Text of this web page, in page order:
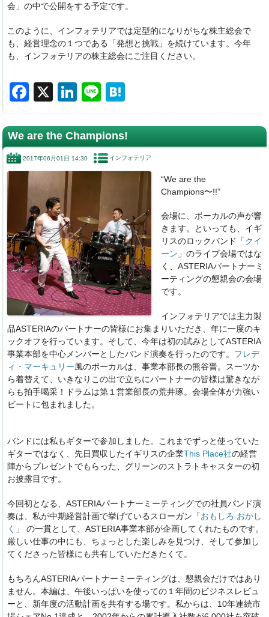
会」の中で公開をする予定です。
このように、 インフォテリアでは定型的になりがちな株主総会で
も、経営理念の１つである「発想と挑戦」を続けています。今年
も、 インフォテリアの株主総会にご注目ください。
F
c
e
b
o
o
k
X
Li
k
e
dI
Li
e
e
n
a
We are the Champions!
2017年06月01日 14:30 インフォテリア
“We are the
Champions〜!!”
会場に、ボーカルの声が響
きます。といっても、イギ
リスのロックバンド「クイ
ーン 」のライブ会場ではな
く、ASTERIAパートナーミ
ーティングの懇親会の会場
です。
インフォテリアでは主力製
品ASTERIAのパートナーの皆様にお集まりいただき、年に一度のキ
ックオフを行っています。そして、今年は初の試みとしてASTERIA
事業本部を中心メンバーとしたバンド演奏を行ったのです。 フレデ
ィ・マーキュリー 風のボーカルは、事業本部長の熊谷晋。スーツか
ら着替えて、いきなりこの出で立ちにパートナーの皆様は驚きなが
らも拍手喝采！ドラムは第１営業部長の荒井琢。会場全体が力強い
ビートに包まれました。
バンドには私もギターで参加しました。これまでずっと使っていた
ギターではなく、先日買収したイギリスの企業This Place社の経営
陣からプレゼントでもらった、グリーンのストラトキャスターの初
お披露目です。
今回初となる、ASTERIAパートナーミーティングでの社員バンド演
奏は、私が中期経営計画で挙げているスローガン「おもしろ おかし
く
」 の一貫として、ASTERIA事業本部が企画してくれたものです。
厳しい仕事の中にも、ちょっとした楽しみを見つけ、そして参加し
てくださった皆様にも共有していただきたくて。
もちろんASTERIAパートナーミーティングは、懇親会だけではあり
ません。本編は、午後いっぱいを使っての１年間のビジネスレビュ
ーと、新年度の活動計画を共有する場です。私からは、10年連続市